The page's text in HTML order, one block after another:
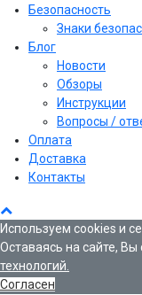
Безопасность
Знаки
Блог
Новости
Обзоры
Инструкции
Вопросы /
Оплата
Доставка
Контакты
Используем cookies и
Оставаясь на сайте, Вы
технологий.
Согласен